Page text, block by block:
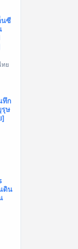
นซี
ทย
ทึก
ษ
]
ดิน